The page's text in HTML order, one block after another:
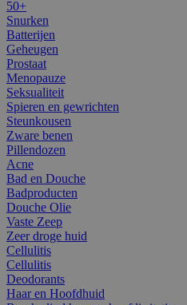
50+
Snurken
Batterijen
Geheugen
Prostaat
Menopauze
Seksualiteit
Spieren en gewrichten
Steunkousen
Zware benen
Pillendozen
Acne
Bad en Douche
Badproducten
Douche Olie
Vaste Zeep
Zeer droge huid
Cellulitis
Cellulitis
Deodorants
Haar en Hoofdhuid